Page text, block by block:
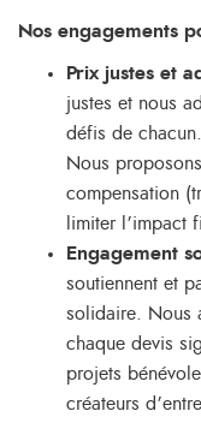
Nos engagements
Prix justes et
justes et nous
défis de
Nous
compensation
limiter l’impact
Engagement
soutiennent et
solidaire. Nous
chaque devis
projets
créateurs